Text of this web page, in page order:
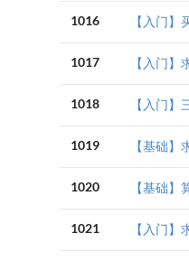
1016 【入门】
1017 【入门】
1018 【入门】
1019 【基础】
1020 【基础
1021 【入门】